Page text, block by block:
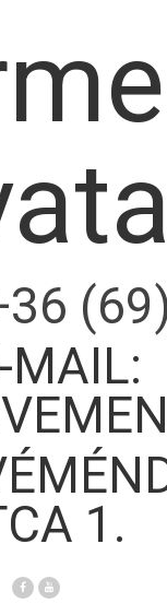
MAIL:
1.